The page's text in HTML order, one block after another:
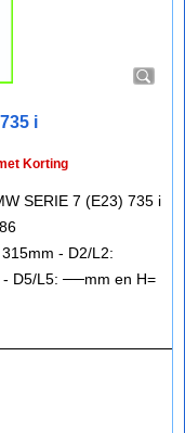
i
Korting
SERIE 7 (E23) 735 i
- D2/L2:
D5/L5: ──mm en H=